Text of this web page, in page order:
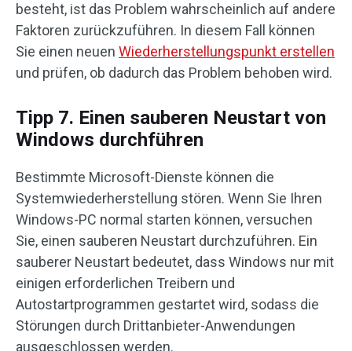
besteht, ist das Problem wahrscheinlich auf andere
Faktoren zurückzuführen. In diesem Fall können
Sie einen neuen Wiederherstellungspunkt erstellen
und prüfen, ob dadurch das Problem behoben wird.
Tipp 7. Einen sauberen Neustart von
Windows durchführen
Bestimmte Microsoft-Dienste können die
Systemwiederherstellung stören. Wenn Sie Ihren
Windows-PC normal starten können, versuchen
Sie, einen sauberen Neustart durchzuführen. Ein
sauberer Neustart bedeutet, dass Windows nur mit
einigen erforderlichen Treibern und
Autostartprogrammen gestartet wird, sodass die
Störungen durch Drittanbieter-Anwendungen
ausgeschlossen werden.